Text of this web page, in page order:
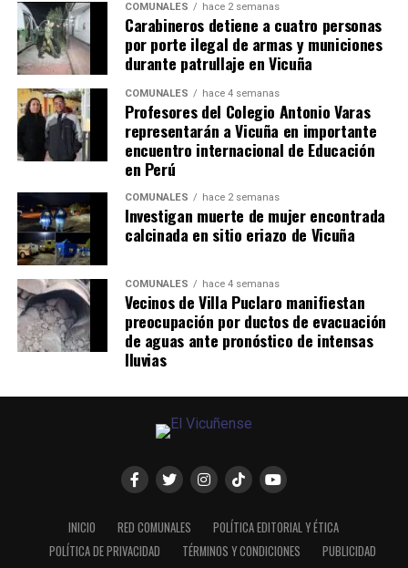
COMUNALES hace 2 semanas
Carabineros detiene a cuatro personas
por porte ilegal de armas y municiones
durante patrullaje en Vicuña
COMUNALES hace 4 semanas
Profesores del Colegio Antonio Varas
representarán a Vicuña en importante
encuentro internacional de Educación
en Perú
COMUNALES hace 2 semanas
Investigan muerte de mujer encontrada
calcinada en sitio eriazo de Vicuña
COMUNALES hace 4 semanas
Vecinos de Villa Puclaro manifiestan
preocupación por ductos de evacuación
de aguas ante pronóstico de intensas
lluvias
INICIO RED COMUNALES
POLÍTICA EDITORIAL Y ÉTICA
POLÍTICA DE PRIVACIDAD
TÉRMINOS Y CONDICIONES
PUBLICIDAD